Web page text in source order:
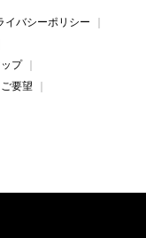
イバシーポリシー
プ
要望